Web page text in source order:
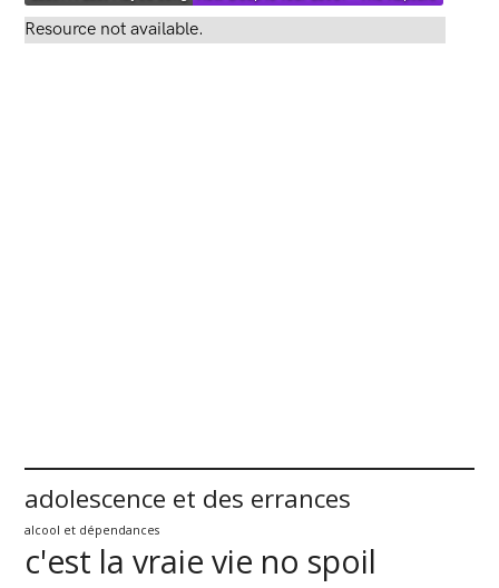
adolescence et des errances
alcool et dépendances
c'est la vraie vie no spoil